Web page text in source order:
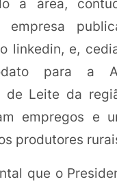
empresa
linkedin, e,
para a
de Leite da
empregos e
produtores
que o